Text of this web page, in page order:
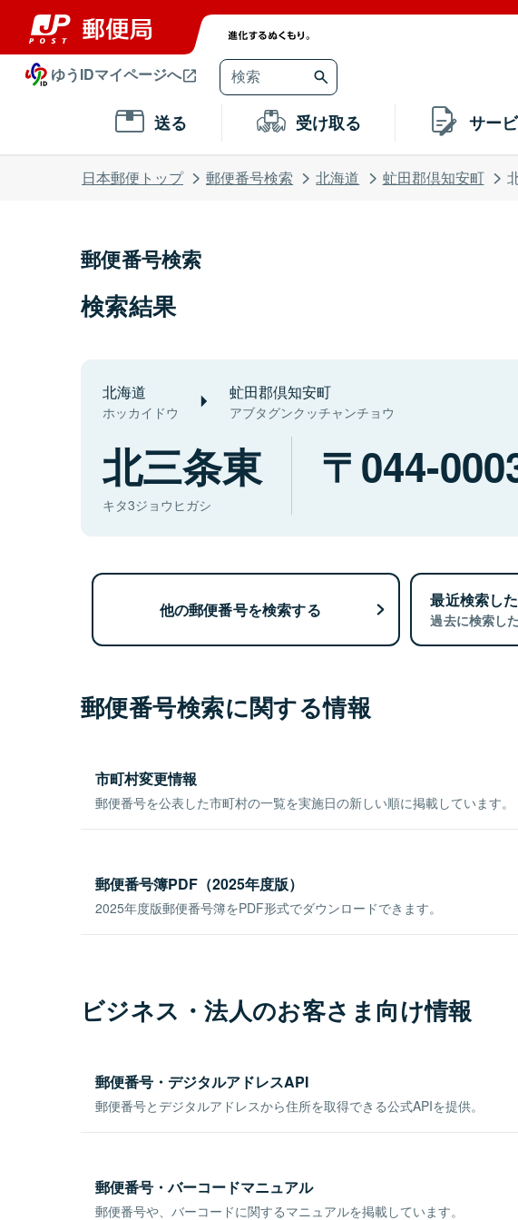
ゆうIDマイページへ
送る 受け取る サー
日本郵便トップ 郵便番号検索 北海道 虻田郡倶知安町
郵便番号検索
検索結果
北海道
ホッカイドウ
虻田郡倶知安町
アブタグンクッチャンチョウ
北三条東
キタ3ジョウヒガシ
044-
他の郵便番号を検索する 最近検索し
過去に検索し
郵便番号検索に関する情報
市町村変更情報
郵便番号を公表した市町村の一覧を実施日の新しい順に掲載しています。
郵便番号簿PDF（2025年度版）
2025年度版郵便番号簿をPDF形式でダウンロードできます。
ビジネス・法人のお客さま向け情報
郵便番号・デジタルアドレスAPI
郵便番号とデジタルアドレスから住所を取得できる公式APIを提供。
郵便番号・バーコードマニュアル
郵便番号や、バーコードに関するマニュアルを掲載しています。